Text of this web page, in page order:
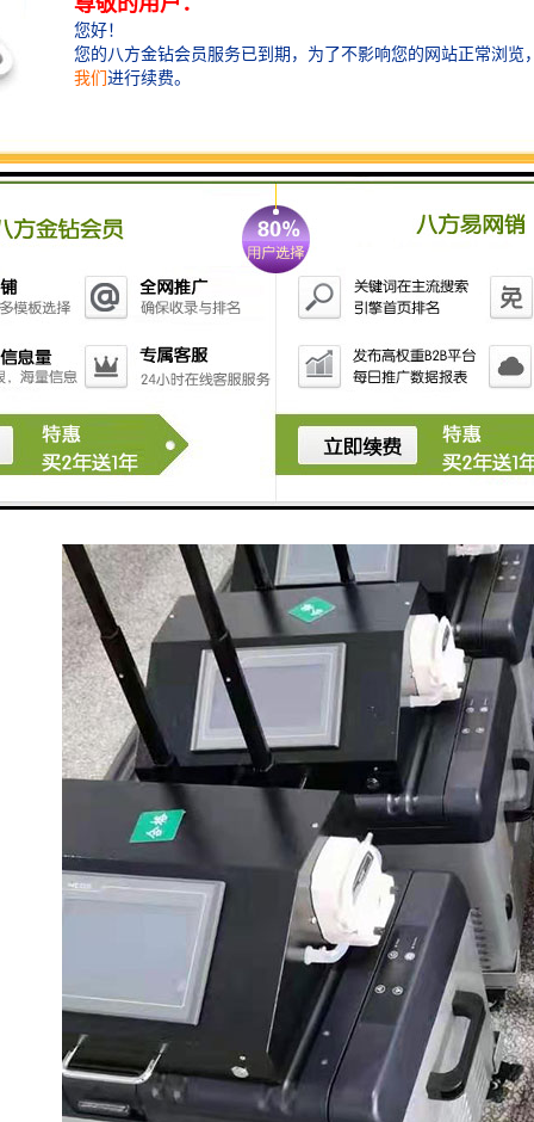
采样器即使在不使用的情况下，每月也要进行保护性充
仪器采用锂电池为机内工作电源，如果仪器长期不使
损坏或报废，出现无 ** 常采样工作。